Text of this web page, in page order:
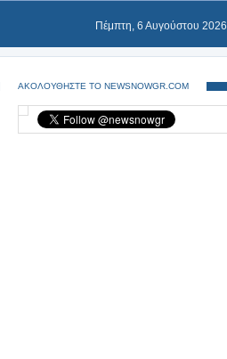
Πέμπτη, 6 Αυγούστου 2026
ΑΚΟΛΟΥΘΗΣΤΕ ΤΟ NEWSNOWGR.COM